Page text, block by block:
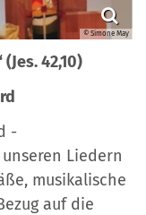
© Simone May
42,10)
-
Liedern
musikalische
auf die